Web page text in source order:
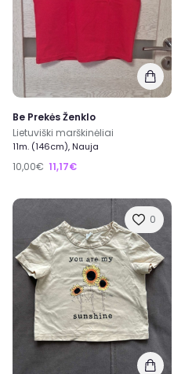
Be Prekės Ženklo
Lietuviški marškinėliai
11m. (146cm), Nauja
10,00€ 11,17€
0